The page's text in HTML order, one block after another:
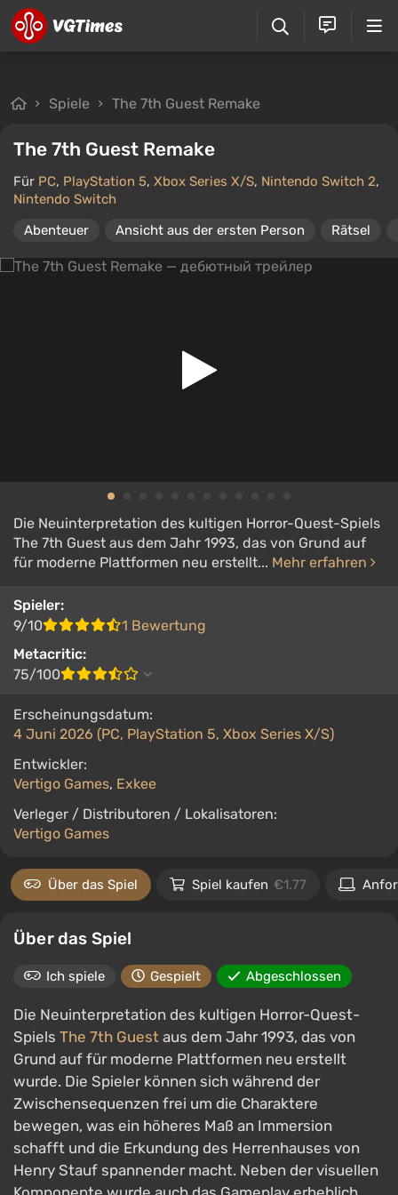
Spiele The 7th Guest Remake
The 7th Guest Remake
Für PC, PlayStation 5, Xbox Series X/S, Nintendo Switch 2,
Nintendo Switch
Abenteuer
Ansicht aus der ersten Person Rätsel
Die Neuinterpretation des kultigen Horror-Quest-Spiels
The 7th Guest aus dem Jahr 1993, das von Grund auf
für moderne Plattformen neu erstellt... Mehr erfahren
Spieler:
9/10
1 Bewertung
Metacritic:
75/100
Erscheinungsdatum:
4 Juni 2026 (PC, PlayStation 5, Xbox Series X/S)
Entwickler:
Vertigo Games, Exkee
Verleger / Distributoren / Lokalisatoren:
Vertigo Games
Über das Spiel Spiel kaufen €1.77
Über das Spiel
Ich spiele Gespielt Abgeschlossen
Die Neuinterpretation des kultigen Horror-Quest-
Spiels The 7th Guest aus dem Jahr 1993, das von
Grund auf für moderne Plattformen neu erstellt
wurde. Die Spieler können sich während der
Zwischensequenzen frei um die Charaktere
bewegen, was ein höheres Maß an Immersion
schafft und die Erkundung des Herrenhauses von
Henry Stauf spannender macht. Neben der visuellen